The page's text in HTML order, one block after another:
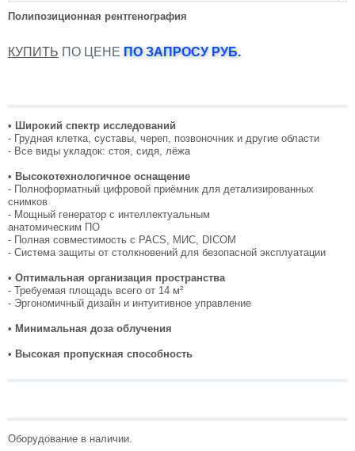
Полипозиционная рентгенография
КУПИТЬ ПО ЦЕНЕ ПО ЗАПРОСУ РУБ.
• Широкий спектр исследований
- Грудная клетка, суставы, череп, позвоночник и другие области
- Все виды укладок: стоя, сидя, лёжа
• Высокотехнологичное оснащение
- Полноформатный цифровой приёмник для детализированных
снимков
- Мощный генератор с интеллектуальным
анатомическим ПО
- Полная совместимость с PACS, МИС, DICOM
- Система защиты от столкновений для безопасной эксплуатации
• Оптимальная организация пространства
- Требуемая площадь всего от 14 м²
- Эргономичный дизайн и интуитивное управление
• Минимальная доза облучения
• Высокая пропускная способность
Оборудование в наличии.